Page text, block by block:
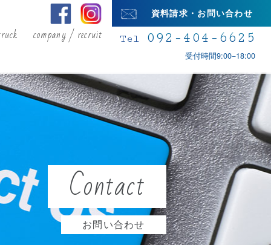
company / recruit
資料請求・お問い合わせ
Tel 092-404-6625
受付時間9:00−18:00
Contact
お問い合わせ